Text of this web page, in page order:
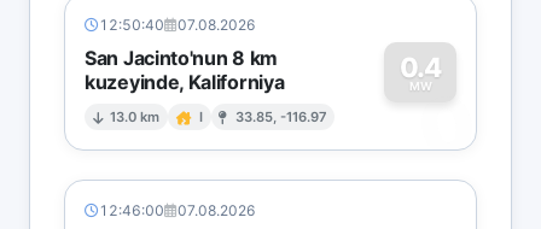
12:50:40 07.08.2026
San Jacinto'nun 8 km
kuzeyinde, Kaliforniya
13.0 km I 33.85, -116.97
0.4
MW
0
12:46:00 07.08.2026